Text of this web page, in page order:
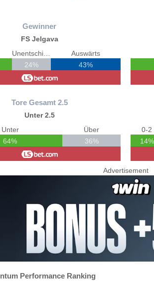
Gewinner
FS Jelgava
Unentschieden
24%
Auswärts
43%
Tore Gesamt 2.5
Unter 2.5
Unter
64%
Über
36%
0-2
14%
Advertisement
Performance Ranking